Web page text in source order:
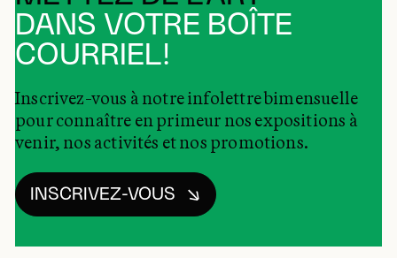
DANS VOTRE BOÎTE
COURRIEL!
Inscrivez-vous à notre infolettre bimensuelle
pour connaître en primeur nos expositions à
venir, nos activités et nos promotions.
INSCRIVEZ-VOUS